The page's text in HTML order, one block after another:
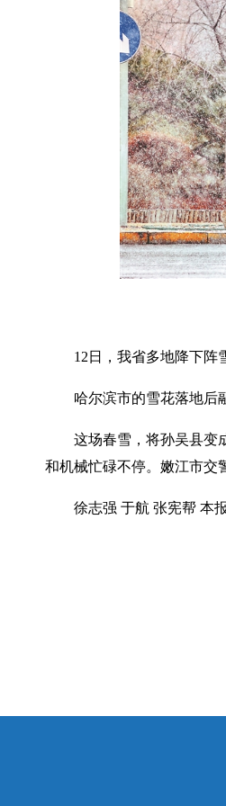
12日，我省多地降下阵
哈尔滨市的雪花落地后
这场春雪，将孙吴县变
和机械忙碌不停。嫩江市交
徐志强 于航 张宪帮 本